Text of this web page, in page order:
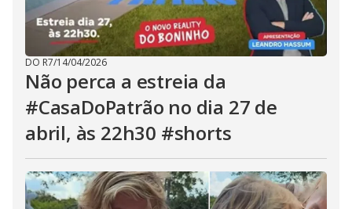
DO R7/14/04/2026
Não perca a estreia da
#CasaDoPatrão no dia 27 de
abril, às 22h30 #shorts